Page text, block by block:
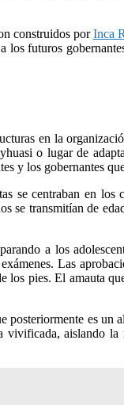
construidos porInca
los futuros
en la
o lugar de
y los gobernantes
se centraban en
se transmitían de
a los
Las
pies. El amauta
es un
vivificada, aislando